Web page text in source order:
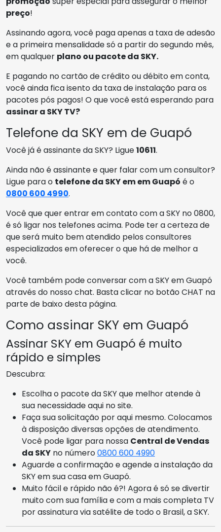
preço!
Assinando agora, você paga apenas a taxa de adesão
e a primeira mensalidade só a partir do segundo mês,
em qualquer plano ou pacote da SKY.
E pagando no cartão de crédito ou débito em conta,
você ainda fica isento da taxa de instalação para os
pacotes pós pagos! O que você está esperando para
assinar a SKY TV?
Telefone da SKY em de Guapó
Você já é assinante da SKY? Ligue10611.
Ainda não é assinante e quer falar com um consultor?
Ligue para o telefone da SKY em em Guapó é o
0800 600 4990.
Você que quer entrar em contato com a SKY no 0800,
é só ligar nos telefones acima. Pode ter a certeza de
que será muito bem atendido pelos consultores
especializados em oferecer o que há de melhor a
você.
Você também pode conversar com a SKY em Guapó
através do nosso chat. Basta clicar no botão CHAT na
parte de baixo desta página.
Como assinar SKY em Guapó
Assinar SKY em Guapó é muito
rápido e simples
Descubra:
Escolha o pacote da SKY que melhor atende à
sua necessidade aqui no site.
Faça sua solicitação por aqui mesmo. Colocamos
à disposição diversas opções de atendimento.
Você pode ligar para nossa Central de Vendas
da SKY no número0800 600 4990
Aguarde a confirmação e agende a instalação da
SKY em sua casa em Guapó.
Muito fácil e rápido não é?! Agora é só se divertir
muito com sua família e com a mais completa TV
por assinatura via satélite de todo o Brasil, a SKY.